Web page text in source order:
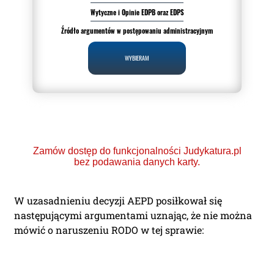
Wytyczne i Opinie EDPB oraz EDPS
Źródło argumentów w postępowaniu administracyjnym
WYBIERAM
Zamów dostęp do funkcjonalności Judykatura.pl
bez podawania danych karty.
Ponad 2000 orzeczeń
W uzasadnieniu decyzji AEPD posiłkował się
następującymi argumentami uznając, że nie można
mówić o naruszeniu RODO w tej sprawie: